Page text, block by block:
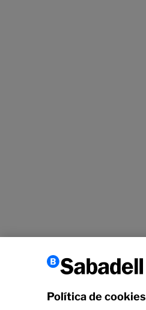
Política de cookies